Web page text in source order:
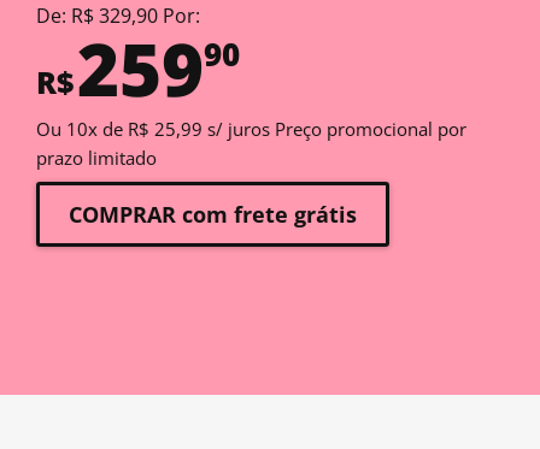
De: R$ 329,90 Por:
R$25990
Ou 10x de R$ 25,99 s/ juros Preço promocional por
prazo limitado
COMPRAR com frete grátis